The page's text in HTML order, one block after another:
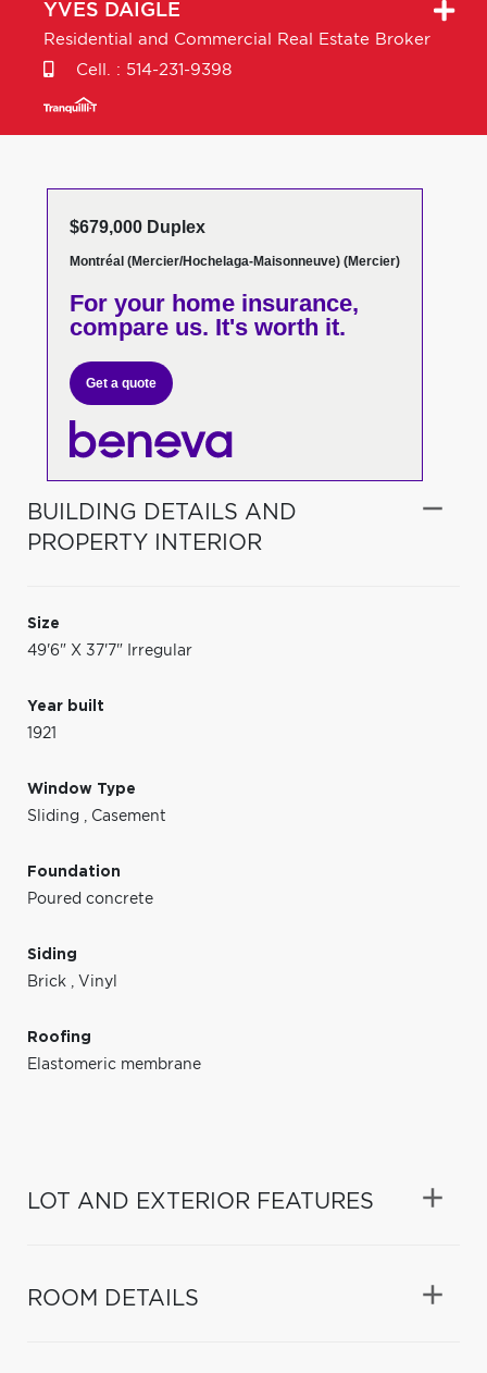
YVES DAIGLE
Residential and Commercial Real Estate Broker
Cell. : 514-231-9398
$679,000 Duplex
Montréal (Mercier/Hochelaga-Maisonneuve) (Mercier)
For your home insurance,
compare us. It's worth it.
Get a quote
BUILDING DETAILS AND
PROPERTY INTERIOR
Size
49'6" X 37'7" Irregular
Year built
1921
Window Type
Sliding , Casement
Foundation
Poured concrete
Siding
Brick , Vinyl
Roofing
Elastomeric membrane
LOT AND EXTERIOR FEATURES
ROOM DETAILS